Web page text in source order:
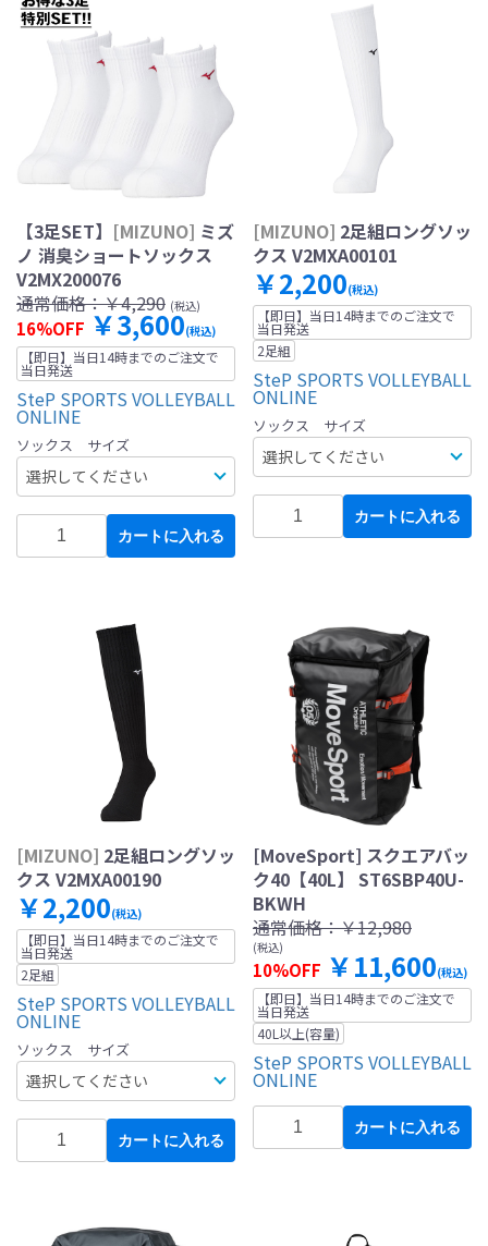
【3足SET】 [MIZUNO] ミズ
ノ 消臭ショートソックス
V2MX200076
通常価格：￥4,290 (税込)
16%OFF ￥3,600(税込)
【即日】当日14時までのご注文で
当日発送
SteP SPORTS VOLLEYBALL
ONLINE
ソックス サイズ
カートに入れる
[MIZUNO] 2足組ロングソッ
クス V2MXA00101
￥2,200(税込)
【即日】当日14時までのご注文で
当日発送
2足組
SteP SPORTS VOLLEYBALL
ONLINE
ソックス サイズ
カートに入れる
[MIZUNO] 2足組ロングソッ
クス V2MXA00190
￥2,200(税込)
【即日】当日14時までのご注文で
当日発送
2足組
SteP SPORTS VOLLEYBALL
ONLINE
ソックス サイズ
カートに入れる
[MoveSport] スクエアバッ
ク40【40L】 ST6SBP40U-
BKWH
通常価格：￥12,980
(税込)
10%OFF ￥11,600(税込)
【即日】当日14時までのご注文で
当日発送
40L以上(容量)
SteP SPORTS VOLLEYBALL
ONLINE
カートに入れる